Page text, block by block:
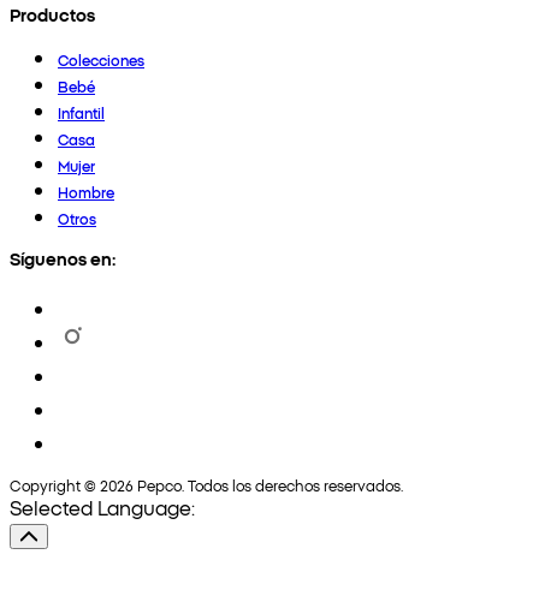
Productos
Colecciones
Bebé
Infantil
Casa
Mujer
Hombre
Otros
Síguenos en:
Copyright © 2026 Pepco. Todos los derechos reservados.
Selected Language: